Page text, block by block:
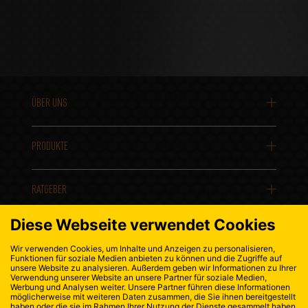
ÜBER UNS
PRODUKTE
RATGEBER
KONTAKT
DATENSCHUTZ